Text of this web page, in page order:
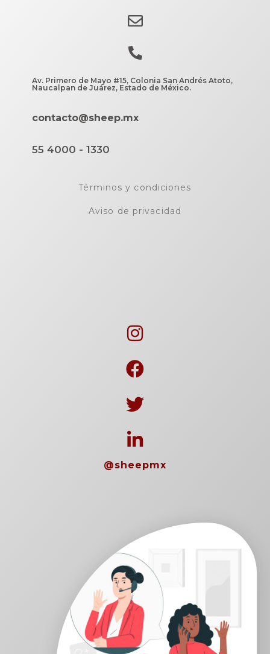
Av. Primero de Mayo #15, Colonia San Andrés Atoto,
Naucalpan de Juárez, Estado de México.
contacto@sheep.mx
55 4000 - 1330
Términos y condiciones
Aviso de privacidad
@sheepmx